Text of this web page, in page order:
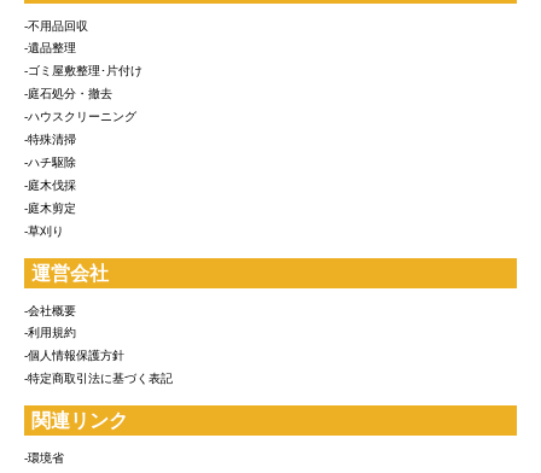
-不用品回収
-遺品整理
-ゴミ屋敷整理･片付け
-庭石処分・撤去
-ハウスクリーニング
-特殊清掃
-ハチ駆除
-庭木伐採
-庭木剪定
-草刈り
運営会社
-会社概要
-利用規約
-個人情報保護方針
-特定商取引法に基づく表記
関連リンク
-環境省